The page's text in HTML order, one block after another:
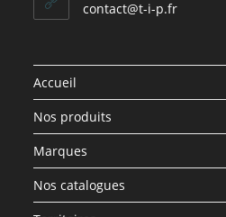
contact@t-i-p.fr
Accueil
Nos produits
Marques
Nos catalogues